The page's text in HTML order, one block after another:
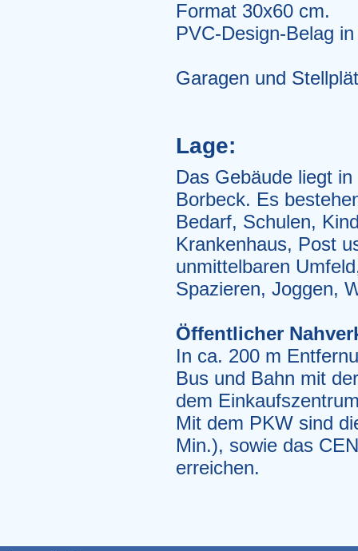
Format 30x60 cm.
PVC-Design-Belag
Garagen und
Lage:
Das Gebäude liegt
Borbeck. Es
Bedarf, Schulen,
Krankenhaus, Post
unmittelbaren
Spazieren, Joggen,
Öffentlicher
In ca. 200 m
Bus und Bahn mit
dem
Mit dem PKW sind
Min.), sowie das
erreichen.